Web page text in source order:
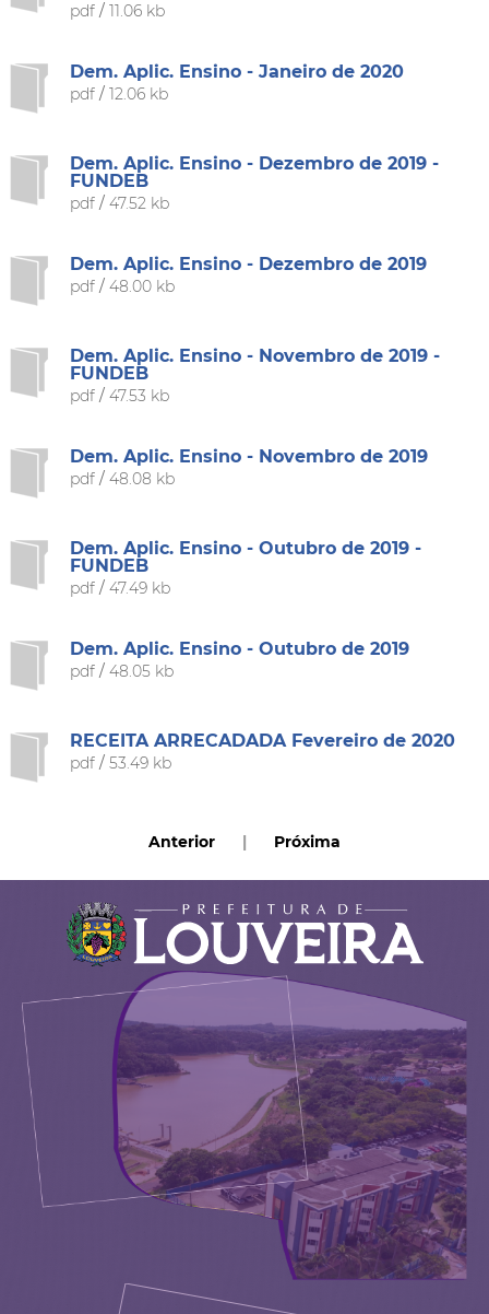
pdf/ 11.06 kb
Dem. Aplic. Ensino - Janeiro de 2020
pdf/ 12.06 kb
Dem. Aplic. Ensino - Dezembro de 2019 -
FUNDEB
pdf/ 47.52 kb
Dem. Aplic. Ensino - Dezembro de 2019
pdf/ 48.00 kb
Dem. Aplic. Ensino - Novembro de 2019 -
FUNDEB
pdf/ 47.53 kb
Dem. Aplic. Ensino - Novembro de 2019
pdf/ 48.08 kb
Dem. Aplic. Ensino - Outubro de 2019 -
FUNDEB
pdf/ 47.49 kb
Dem. Aplic. Ensino - Outubro de 2019
pdf/ 48.05 kb
RECEITA ARRECADADA Fevereiro de 2020
pdf/ 53.49 kb
Anterior | Próxima